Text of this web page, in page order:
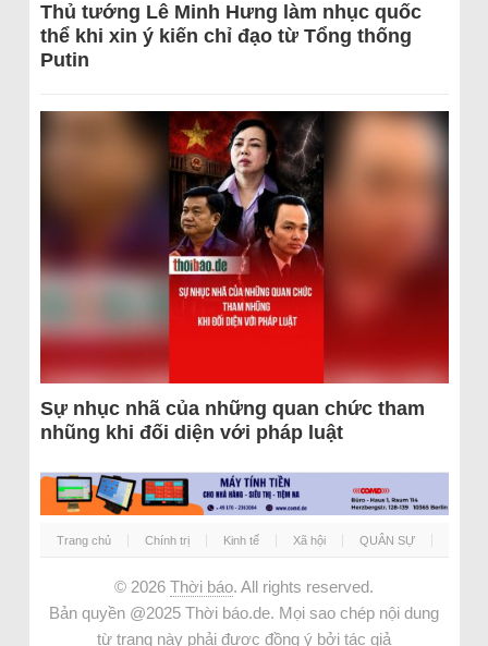
Thủ tướng Lê Minh Hưng làm nhục quốc
thể khi xin ý kiến chỉ đạo từ Tổng thống
Putin
Sự nhục nhã của những quan chức tham
nhũng khi đối diện với pháp luật
Trang chủ Chính trị Kinh tế Xã hội QUÂN SỰ
© 2026 Thời báo. All rights reserved.
Bản quyền @2025 Thời báo.de. Mọi sao chép nội dung
từ trang này phải được đồng ý bởi tác giả